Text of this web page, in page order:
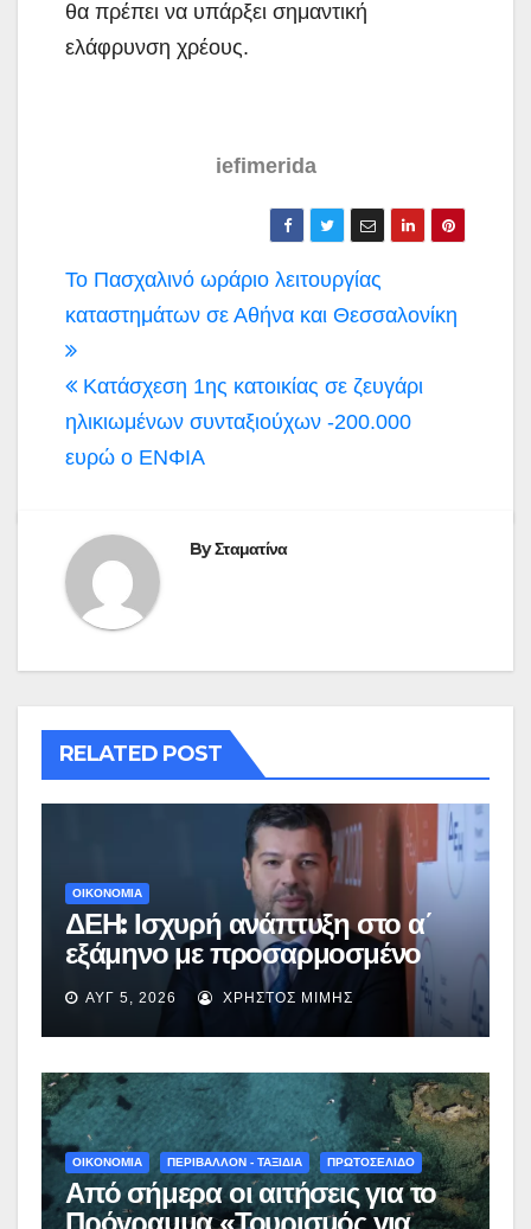
θα πρέπει να υπάρξει σημαντική
ελάφρυνση χρέους.
iefimerida
Πλοήγηση
άρθρων
Το Πασχαλινό ωράριο λειτουργίας
καταστημάτων σε Αθήνα και Θεσσαλονίκη
Κατάσχεση 1ης κατοικίας σε ζευγάρι
ηλικιωμένων συνταξιούχων -200.000
ευρώ ο ΕΝΦΙΑ
ByΣταματίνα
RELATED POST
ΟΙΚΟΝΟΜΙΑ
ΔΕΗ: Ισχυρή ανάπτυξη στο α΄
εξάμηνο με προσαρμοσμένο
EBITDA στα €1,2 δισ.
ΑΥΓ 5, 2026 ΧΡΉΣΤΟΣ ΜΊΜΗΣ
ΟΙΚΟΝΟΜΙΑ ΠΕΡΙΒΑΛΛΟΝ - ΤΑΞΙΔΙΑ ΠΡΩΤΟΣΕΛΙΔΟ
Από σήμερα οι αιτήσεις για το